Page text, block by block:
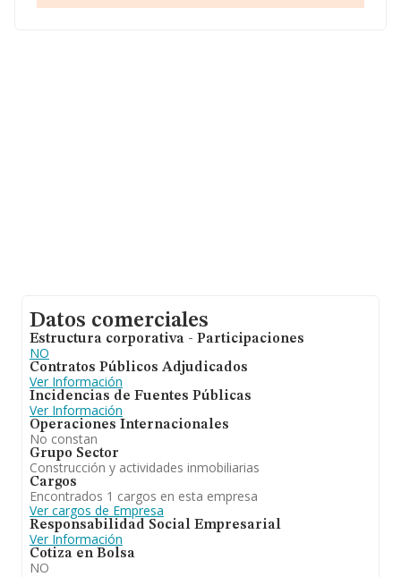
Datos comerciales
Estructura corporativa - Participaciones
NO
Contratos Públicos Adjudicados
Ver Información
Incidencias de Fuentes Públicas
Ver Información
Operaciones Internacionales
No constan
Grupo Sector
Construcción y actividades inmobiliarias
Cargos
Encontrados 1 cargos en esta empresa
Ver cargos de Empresa
Responsabilidad Social Empresarial
Ver Información
Cotiza en Bolsa
NO